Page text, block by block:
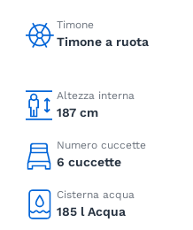
Timone
Timone a ruota
Altezza interna
187 cm
Numero cuccette
6 cuccette
Cisterna acqua
185 l Acqua